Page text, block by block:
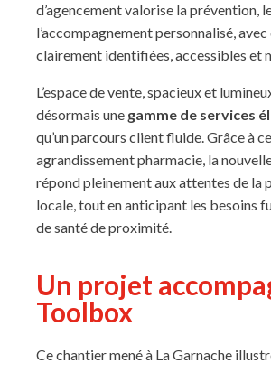
d’agencement valorise la prévention,
l’accompagnement personnalisé, avec
clairement identifiées, accessibles et
L’espace de vente, spacieux et
désormais une gamme de services
qu’un parcours client fluide. Grâce à
agrandissement pharmacie, la
répond pleinement aux attentes de la
locale, tout en anticipant les besoins
de santé de proximité.
Un projet
Toolbox
Ce chantier mené à La Garnache